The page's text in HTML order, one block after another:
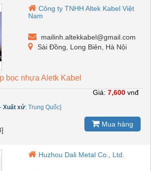
Công ty TNHH Altek Kabel Việt
Nam
mailinh.altekkabel@gmail.com
Sài Đồng, Long Biên, Hà Nội
bọc nhựa Aletk Kabel
- Xuất xứ: Trung Quốc]
Giá: 7,600 vnđ
Mua hàng
Huzhou Dali Metal Co., Ltd.